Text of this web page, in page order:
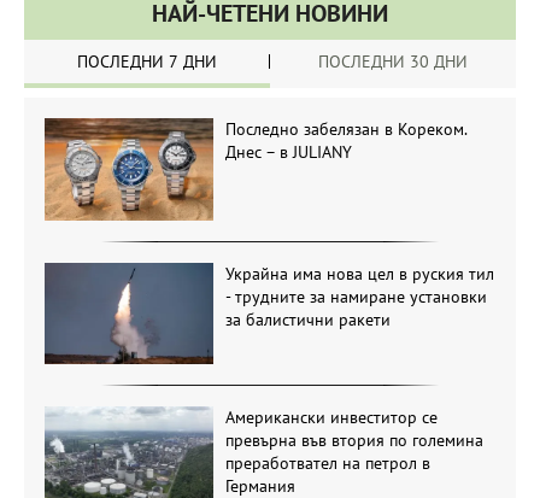
НАЙ-ЧЕТЕНИ НОВИНИ
ПОСЛЕДНИ 7 ДНИ ПОСЛЕДНИ 30 ДНИ
Последно забелязан в Кореком.
Днес – в JULIANY
Украйна има нова цел в руския тил
- трудните за намиране установки
за балистични ракети
Американски инвеститор се
превърна във втория по големина
преработвател на петрол в
Германия